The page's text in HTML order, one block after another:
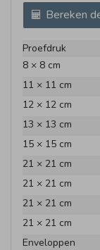
Bereken
Proefdruk
8 × 8 cm
11 × 11 cm
12 × 12 cm
13 × 13 cm
15 × 15 cm
21 × 21 cm
21 × 21 cm
21 × 21 cm
21 × 21 cm
Enveloppen